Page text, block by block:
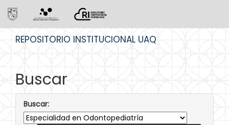
REPOSITORIO INSTITUCIONAL UAQ
Buscar
Buscar: